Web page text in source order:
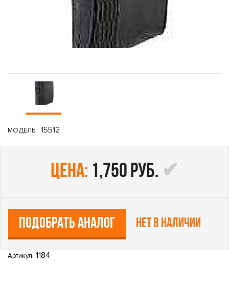
МОДЕЛЬ: 15512
цена: 1,750 руб.
ПОДОБРАТЬ АНАЛОГ Нет в наличии
Артикул: 1184